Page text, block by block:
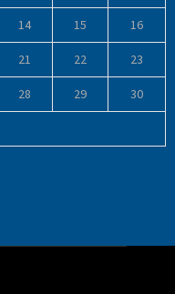
14 15 16
21 22 23
28 29 30